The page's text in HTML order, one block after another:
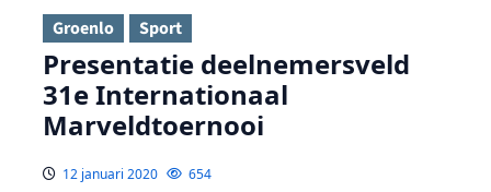
Groenlo Sport
Presentatie deelnemersveld
31e Internationaal
Marveldtoernooi
12 januari 2020 654